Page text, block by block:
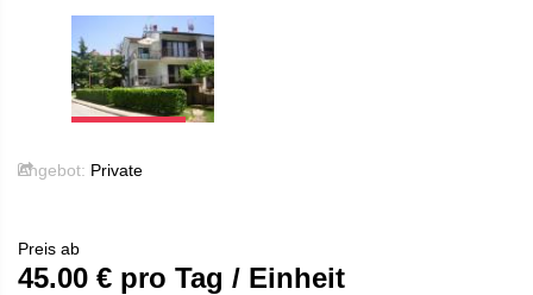
Angebot: Private
Preis ab
45.00 € pro Tag / Einheit